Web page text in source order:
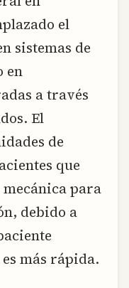
el
sistemas de
en
a través
El
de
que
para
debido a
más rápida.